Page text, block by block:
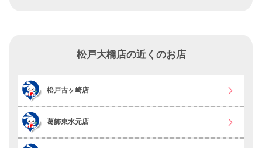
松戸大橋店の近くのお店
松戸古ヶ崎店
葛飾東水元店